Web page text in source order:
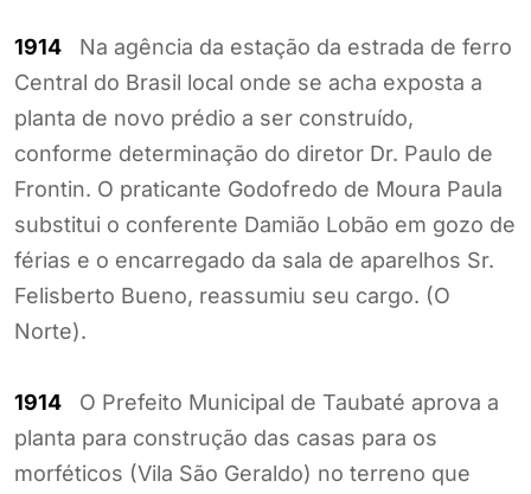
1914 Na agência da estação da estrada de ferro
Central do Brasil local onde se acha exposta a
planta de novo prédio a ser construído,
conforme determinação do diretor Dr. Paulo de
Frontin. O praticante Godofredo de Moura Paula
substitui o conferente Damião Lobão em gozo de
férias e o encarregado da sala de aparelhos Sr.
Felisberto Bueno, reassumiu seu cargo. (O
Norte).
1914 O Prefeito Municipal de Taubaté aprova a
planta para construção das casas para os
morféticos (Vila São Geraldo) no terreno que